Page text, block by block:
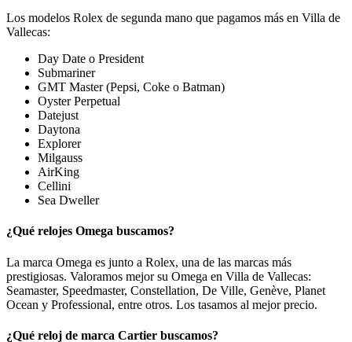
Los modelos Rolex de segunda mano que pagamos más en Villa de
Vallecas:
Day Date o President
Submariner
GMT Master (Pepsi, Coke o Batman)
Oyster Perpetual
Datejust
Daytona
Explorer
Milgauss
AirKing
Cellini
Sea Dweller
¿Qué relojes Omega buscamos?
La marca Omega es junto a Rolex, una de las marcas más
prestigiosas. Valoramos mejor su Omega en Villa de Vallecas:
Seamaster, Speedmaster, Constellation, De Ville, Genève, Planet
Ocean y Professional, entre otros. Los tasamos al mejor precio.
¿Qué reloj de marca Cartier buscamos?